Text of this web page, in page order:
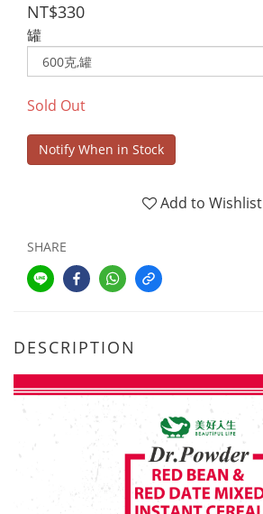
NT$330
罐
Sold Out
Notify When in Stock
Add to Wishlist
SHARE
DESCRIPTION